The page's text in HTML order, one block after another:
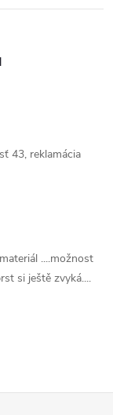
43, reklamácia
....možnost
si ještě zvyká....